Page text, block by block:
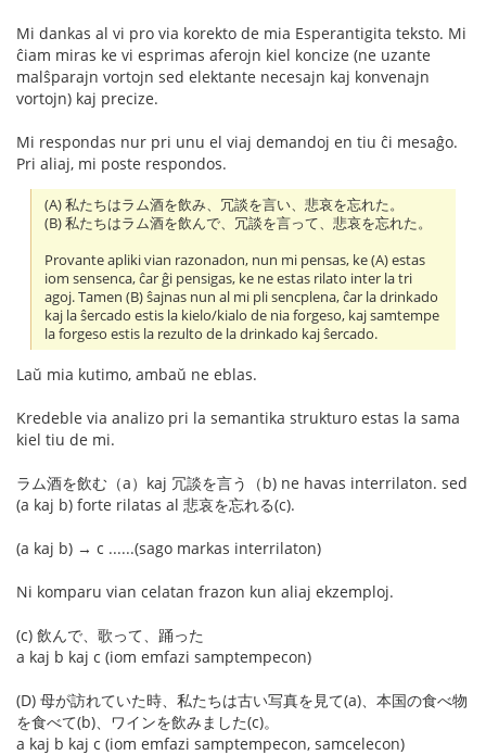
Mi dankas al vi pro via korekto de mia Esperantigita teksto. Mi
ĉiam miras ke vi esprimas aferojn kiel koncize (ne uzante
malŝparajn vortojn sed elektante necesajn kaj konvenajn
vortojn) kaj precize.
Mi respondas nur pri unu el viaj demandoj en tiu ĉi mesaĝo.
Pri aliaj, mi poste respondos.
(A) 私たちはラム酒を飲み、冗談を言い、悲哀を忘れた。
(B) 私たちはラム酒を飲んで、冗談を言って、悲哀を忘れた。
Provante apliki vian razonadon, nun mi pensas, ke (A) estas
iom sensenca, ĉar ĝi pensigas, ke ne estas rilato inter la tri
agoj. Tamen (B) ŝajnas nun al mi pli sencplena, ĉar la drinkado
kaj la ŝercado estis la kielo/kialo de nia forgeso, kaj samtempe
la forgeso estis la rezulto de la drinkado kaj ŝercado.
Laŭ mia kutimo, ambaŭ ne eblas.
Kredeble via analizo pri la semantika strukturo estas la sama
kiel tiu de mi.
ラム酒を飲む（a）kaj 冗談を言う（b) ne havas interrilaton. sed
(a kaj b) forte rilatas al 悲哀を忘れる(c).
(a kaj b) → c ......(sago markas interrilaton)
Ni komparu vian celatan frazon kun aliaj ekzemploj.
(c) 飲んで、歌って、踊った
a kaj b kaj c (iom emfazi samptempecon)
(D) 母が訪れていた時、私たちは古い写真を見て(a)、本国の食べ物
を食べて(b)、ワインを飲みました(c)。
a kaj b kaj c (iom emfazi samptempecon, samcelecon)